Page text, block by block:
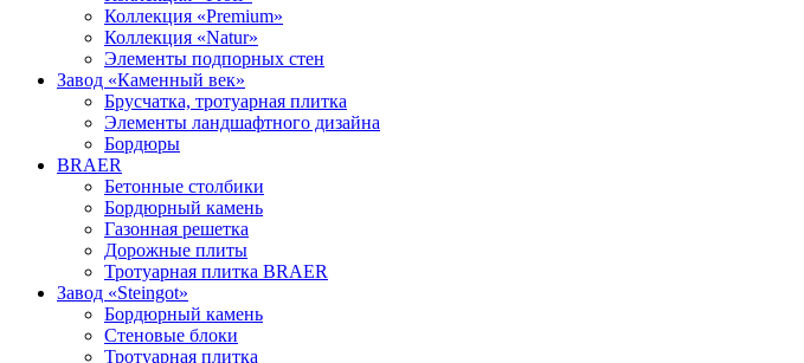
Коллекция «Premium»
Коллекция «Natur»
Элементы подпорных стен
Завод «Каменный век»
Брусчатка, тротуарная плитка
Элементы ландшафтного дизайна
Бордюры
BRAER
Бетонные столбики
Бордюрный камень
Газонная решетка
Дорожные плиты
Тротуарная плитка BRAER
Завод «Steingot»
Бордюрный камень
Стеновые блоки
Тротуарная плитка